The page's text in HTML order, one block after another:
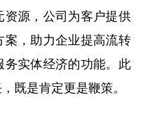
源，公司为客户提供
案，助力企业提高流转
实体经济的功能。此
既是肯定更是鞭策。